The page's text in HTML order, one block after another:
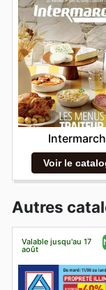
Voir le
Autres
Valable jusqu'au 17
août